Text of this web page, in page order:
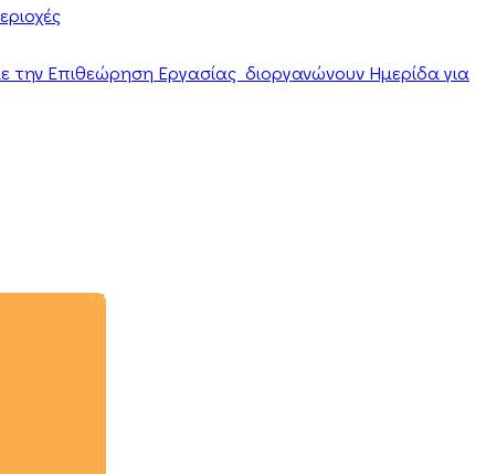
την Επιθεώρηση Εργασίας διοργανώνουν Ημερίδα για